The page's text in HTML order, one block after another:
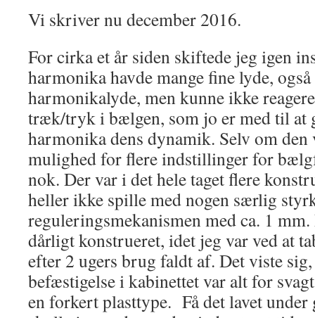
Vi skriver nu december 2016.
For cirka et år siden skiftede jeg igen
harmonika havde mange fine lyde, også
harmonikalyde, men kunne ikke
træk/tryk i bælgen, som jo er med til at
harmonika dens dynamik. Selv om den
mulighed for flere indstillinger for
nok. Der var i det hele taget flere
heller ikke spille med nogen særlig
reguleringsmekanismen med ca. 1
dårligt konstrueret, idet jeg var ved at
efter 2 ugers brug faldt af. Det viste
befæstigelse i kabinettet var alt for
en forkert plasttype. Få det lavet under